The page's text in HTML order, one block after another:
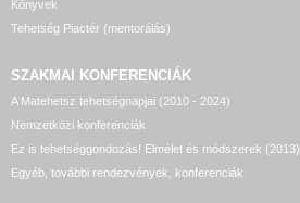
Könyvek
Tehetség Piactér (mentorálás)
SZAKMAI KONFERENCIÁK
A Matehetsz tehetségnapjai (2010 - 2024)
Nemzetközi konferenciák
Ez is tehetséggondozás! Elmélet és módszerek (2013)
Egyéb, további rendezvények, konferenciák